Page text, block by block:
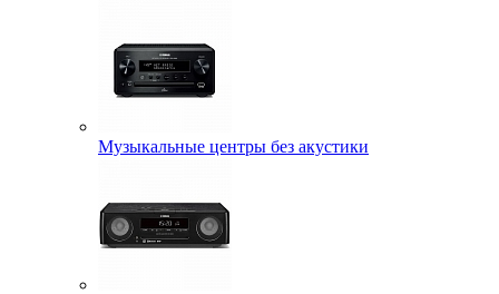
Музыкальные центры без акустики